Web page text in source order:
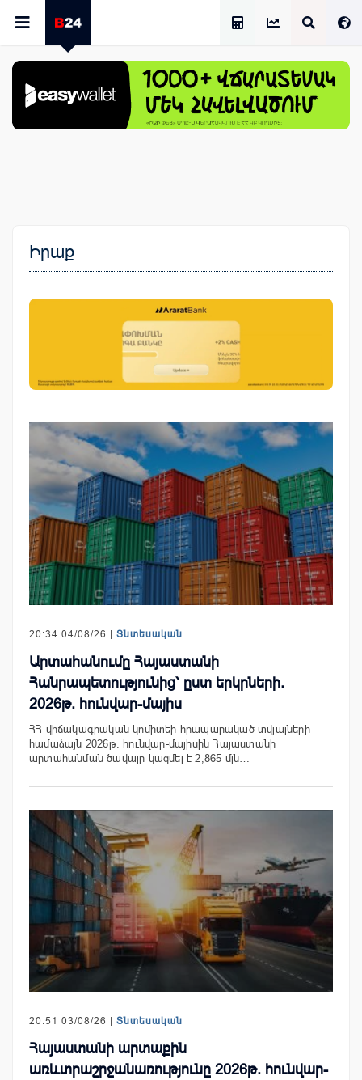
Իրաք
20:34 04/08/26 | Տնտեսական
Արտահանումը Հայաստանի
Հանրապետությունից՝ ըստ երկրների.
2026թ. հունվար-մայիս
ՀՀ վիճակագրական կոմիտեի հրապարակած տվյալների
համաձայն 2026թ. հունվար-մայիսին Հայաստանի
արտահանման ծավալը կազմել է 2,865 մլն…
20:51 03/08/26 | Տնտեսական
Հայաստանի արտաքին
առևտրաշրջանառությունը 2026թ. հունվար-